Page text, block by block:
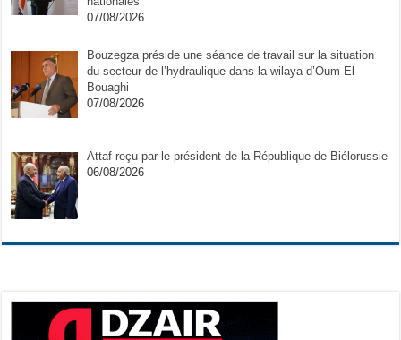
07/08/2026
Bouzegza préside une séance de travail sur la situation
du secteur de l’hydraulique dans la wilaya d’Oum El
Bouaghi
07/08/2026
Attaf reçu par le président de la République de Biélorussie
06/08/2026